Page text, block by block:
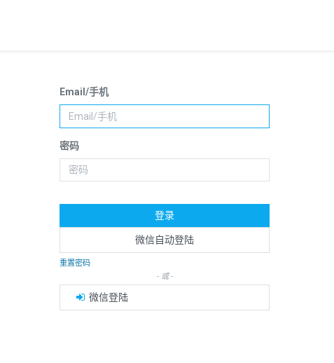
Email/手机
密码
登录
微信自动登陆
重置密码
- 或 -
微信登陆